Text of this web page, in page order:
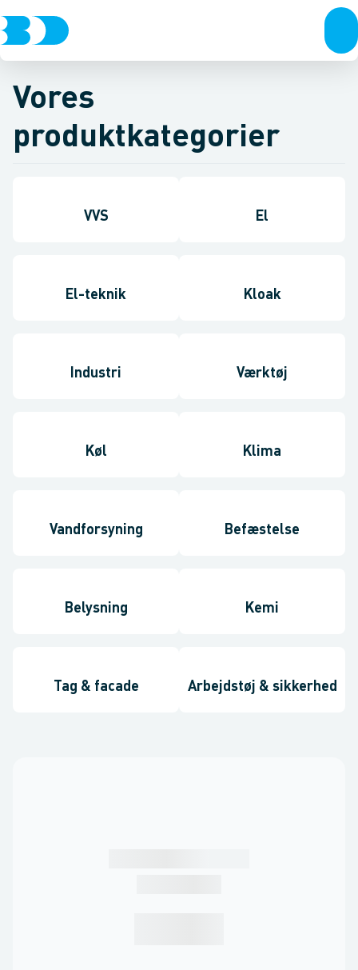
Vores
produktkategorier
VVS El
El-teknik Kloak
Industri Værktøj
Køl Klima
Vandforsyning Befæstelse
Belysning Kemi
Tag & facade Arbejdstøj & sikkerhed